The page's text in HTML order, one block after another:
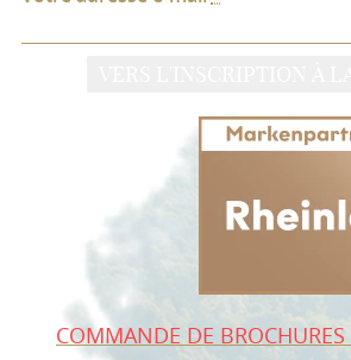
COMMANDE DE BROCHURES